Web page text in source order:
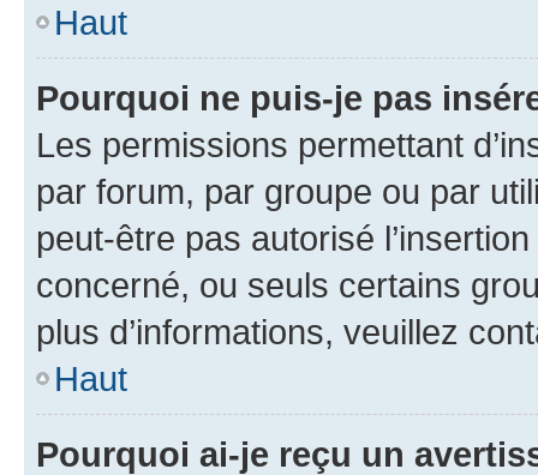
Haut
Pourquoi ne puis-je pas
Les permissions permettant
par forum, par groupe ou par
peut-être pas autorisé
concerné, ou seuls certains
plus d’informations, veuillez
Haut
Pourquoi ai-je reçu un